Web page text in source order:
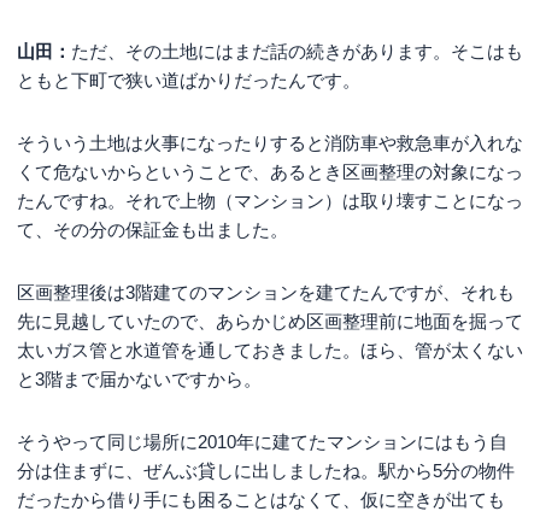
山田： ただ、その土地にはまだ話の続きがあります。そこはも
ともと下町で狭い道ばかりだったんです。
そういう土地は火事になったりすると消防車や救急車が入れな
くて危ないからということで、あるとき区画整理の対象になっ
たんですね。それで上物（マンション）は取り壊すことになっ
て、その分の保証金も出ました。
区画整理後は3階建てのマンションを建てたんですが、それも
先に見越していたので、あらかじめ区画整理前に地面を掘って
太いガス管と水道管を通しておきました。ほら、管が太くない
と3階まで届かないですから。
そうやって同じ場所に2010年に建てたマンションにはもう自
分は住まずに、ぜんぶ貸しに出しましたね。駅から5分の物件
だったから借り手にも困ることはなくて、仮に空きが出ても